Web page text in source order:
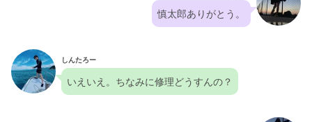
慎太郎ありがとう。
しんたろー
いえいえ。ちなみに修理どうすんの？